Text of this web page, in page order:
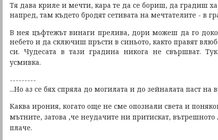
Тя дава криле и мечти, кара те да се бориш, да градиш
напред, там където бродят сетивата на мечтателите - в
В нея цъфтежът винаги прелива, дори можеш да го
небето и да сключиш пръсти в синьото, както правят
си. Чудесата в тази градина никога не свършват.
усмивка.
---------
...Но аз се бях спряла до могилата и до зейналата паст на
Каква ирония, когато още не сме опознали света и
мътните, затова ,че неудачите ни притискат,
плаче.